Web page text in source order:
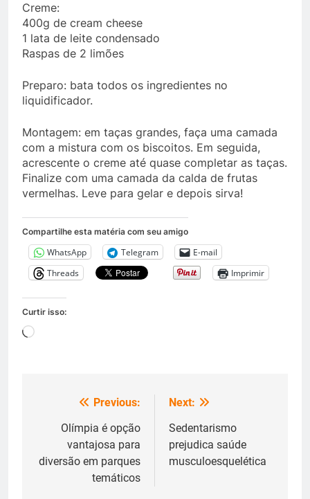
Creme:
400g de cream cheese
1 lata de leite condensado
Raspas de 2 limões
Preparo: bata todos os ingredientes no
liquidificador.
Montagem: em taças grandes, faça uma camada
com a mistura com os biscoitos. Em seguida,
acrescente o creme até quase completar as taças.
Finalize com uma camada da calda de frutas
vermelhas. Leve para gelar e depois sirva!
Compartilhe esta matéria com seu amigo
WhatsApp Telegram
E-mail
Threads
Imprimir
Curtir isso:
Carregando...
Navegação
Post
Previous:
Olímpia é opção
vantajosa para
diversão em parques
temáticos
Next:
Sedentarismo
prejudica saúde
musculoesquelética